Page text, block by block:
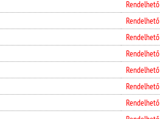
Rendelhető
Rendelhető
Rendelhető
Rendelhető
Rendelhető
Rendelhető
Rendelhető